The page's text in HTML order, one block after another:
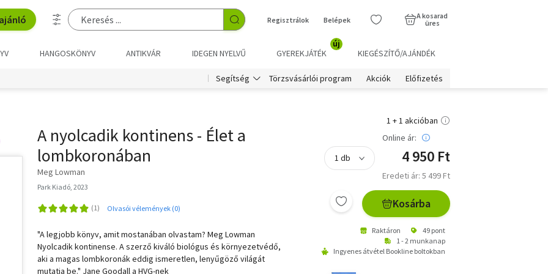
Regisztrálok Belépek
A kosarad
üres
HANGOSKÖNYV ANTIKVÁR IDEGEN NYELVŰ GYEREKJÁTÉK
új
KIEGÉSZÍTŐ/AJÁNDÉK
Segítség Törzsvásárlói program Akciók Előfizetés
A nyolcadik kontinens - Élet a
lombkoronában
Meg Lowman
Park Kiadó, 2023
Olvasói vélemények (0)
"A legjobb könyv, amit mostanában olvastam? Meg Lowman
Nyolcadik kontinense. A szerző kiváló biológus és környezetvédő,
aki a magas lombkoronák eddig ismeretlen, lenyűgöző világát
mutatja be." Jane Goodall a HVG-nek
1 + 1 akcióban
Online ár:
4 950 Ft
Eredeti ár: 5 499 Ft
Kosárba
Raktáron
49 pont
1 - 2 munkanap
Ingyenes átvétel Bookline boltokban